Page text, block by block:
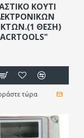
ΚΟΥΤΙ
ΘΕΣΗ)
τώρα